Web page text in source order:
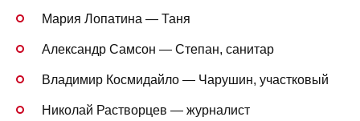
Мария Лопатина — Таня
Александр Самсон — Степан, санитар
Владимир Космидайло — Чарушин, участковый
Николай Растворцев — журналист